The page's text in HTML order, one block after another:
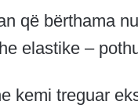
që bërthama
elastike –
kemi treguar